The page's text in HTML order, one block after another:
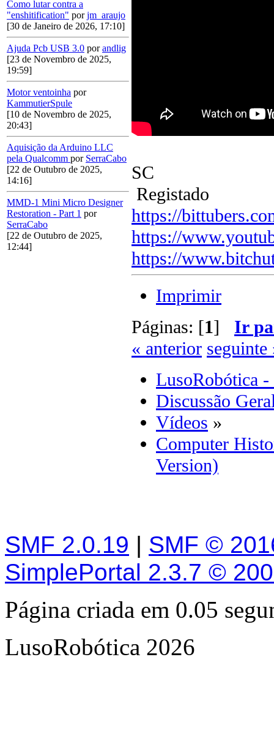
Como lutar contra a
"enshitification" porjm_araujo
[30 de Janeiro de 2026, 17:10]
Ajuda Pcb USB 3.0 porandlig
[23 de Novembro de 2025,
19:59]
Motor ventoinha por
KammutierSpule
[10 de Novembro de 2025,
20:43]
Aquisição da Arduino LLC
pela Qualcomm por SerraCabo
[22 de Outubro de 2025,
14:16]
MMD-1 Mini Micro Designer
Restoration - Part 1 por
SerraCabo
[22 de Outubro de 2025,
12:44]
SC
Registado
https://
https://
https://
Imprimir
Páginas: [1] Ir
« anterior seguinte
LusoRobótica -
Discussão
Vídeos »
Computer
Version)
SMF 2.0.19 | SMF ©
SimplePortal 2.3.7 ©
Página criada em 0.05
LusoRobótica 2026